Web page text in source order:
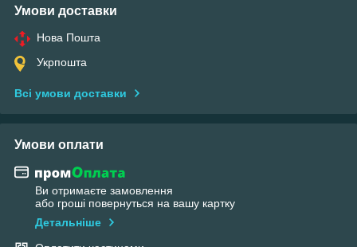
Умови доставки
Нова Пошта
Укрпошта
Всі умови доставки
Умови оплати
Ви отримаєте замовлення
або гроші повернуться на вашу картку
Детальніше